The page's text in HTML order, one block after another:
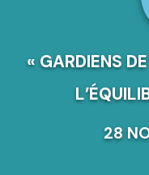
« GARDIENS
28